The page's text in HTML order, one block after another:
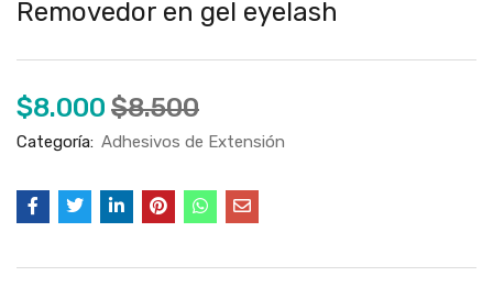
Removedor en gel eyelash
$8.000 $8.500
Categoría: Adhesivos de Extensión